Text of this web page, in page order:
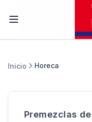
Inicio Horeca
Premezclas